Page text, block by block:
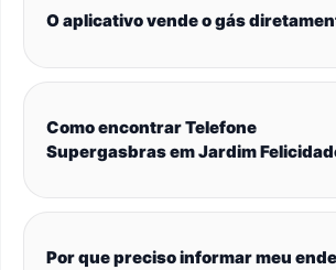
O aplicativo vende o gás
Como encontrar Telefone
Supergasbras em Jardim
Por que preciso informar meu